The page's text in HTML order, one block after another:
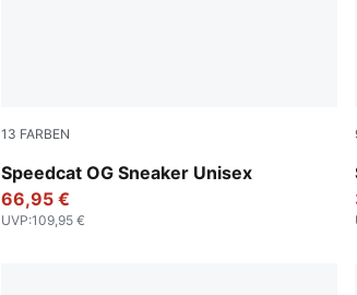
13 FARBEN
Speedcat OG Sneaker Unisex
Pelé Yellow-PUMA Black
66,95 €
UVP:109,95 €